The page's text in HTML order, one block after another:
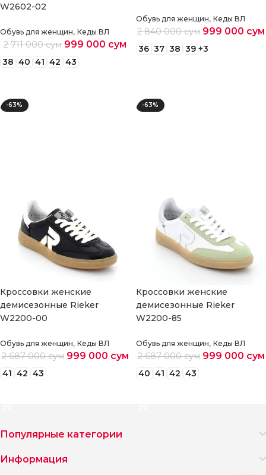
W2602-02
Обувь для женщин, Кеды ВЛ
2 711 000сум 999 000 сум
38 40 41 42 43
Обувь для женщин, Кеды ВЛ
2 840 000сум 999 000 сум
36 37 38 39 +3
-63%
Кроссовки женские
демисезонные Rieker
W2200-00
Обувь для женщин, Кеды ВЛ
2 687 000сум 999 000 сум
41 42 43
-63%
Кроссовки женские
демисезонные Rieker
W2200-85
Обувь для женщин, Кеды ВЛ
2 687 000сум 999 000 сум
40 41 42 43
Популярные категории
Информация